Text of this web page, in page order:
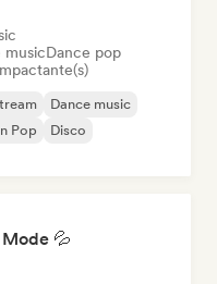
musicDance pop
Dance music
Pop
Disco
💦